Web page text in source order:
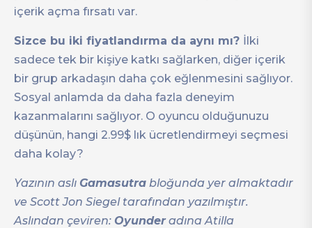
içerik açma fırsatı var.
Sizce bu iki fiyatlandırma da aynı mı? İlki
sadece tek bir kişiye katkı sağlarken, diğer içerik
bir grup arkadaşın daha çok eğlenmesini sağlıyor.
Sosyal anlamda da daha fazla deneyim
kazanmalarını sağlıyor. O oyuncu olduğunuzu
düşünün, hangi 2.99$ lık ücretlendirmeyi seçmesi
daha kolay?
Yazının aslı Gamasutra bloğunda yer almaktadır
ve Scott Jon Siegel tarafından yazılmıştır.
Aslından çeviren: Oyunderadına Atilla